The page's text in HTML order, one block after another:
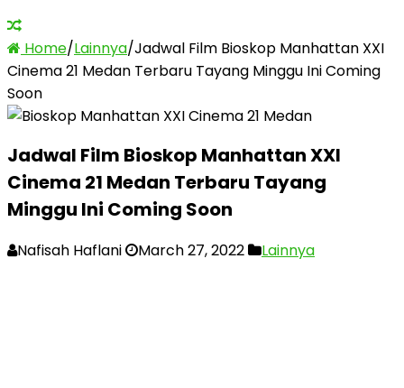
Home/Lainnya/Jadwal Film Bioskop Manhattan XXI
Cinema 21 Medan Terbaru Tayang Minggu Ini Coming
Soon
Jadwal Film Bioskop Manhattan XXI
Cinema 21 Medan Terbaru Tayang
Minggu Ini Coming Soon
Nafisah Haflani March 27, 2022 Lainnya